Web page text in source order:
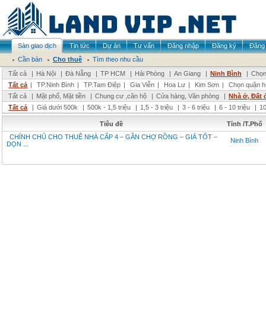
Sàn giao dịch Tin tức Dự án Tư vấn Đăng nhập Đăng ký
Đăng
Cần bán
Cho thuê
Tìm theo nhu cầu
Tất cả
| Hà Nội | Đà Nẵng | TP HCM | Hải Phòng | An Giang | Ninh Bình |
Tất cả | TP.Ninh Bình | TP.Tam Điệp | Gia Viễn | Hoa Lư | Kim Sơn |
Chọn quận
Tất cả
| Mặt phố, Mặt tiền | Chung cư ,căn hộ | Cửa hàng, Văn phòng | Nhà ở, Đất
Tất cả
| Giá dưới 500k | 500k - 1,5 triệu | 1,5 - 3 triệu | 3 - 6 triệu | 6 - 10 triệu |
Tiêu đề
Tỉnh /T.Phố
CHÍNH CHỦ CHO THUÊ NHÀ CẤP 4 – GẦN CHỢ RỒNG – GIÁ TỐT –
DỌN ...
Ninh Bình